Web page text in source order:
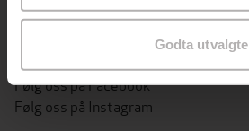
Godta utvalgte
OM OSS
Følg oss på Facebook
Følg oss på Instagram